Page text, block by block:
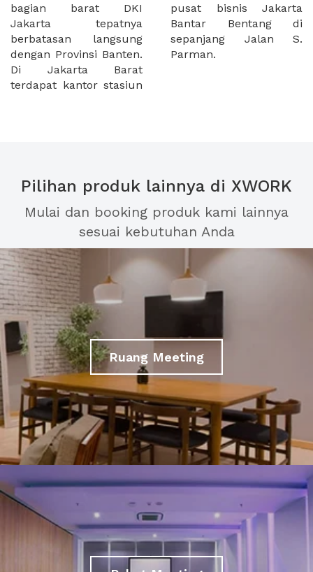
bagian barat DKI
Jakarta tepatnya
berbatasan langsung
dengan Provinsi Banten.
Di Jakarta Barat
terdapat kantor stasiun
pusat bisnis Jakarta
Bantar Bentang di
sepanjang Jalan S.
Parman.
Pilihan produk lainnya di XWORK
Mulai dan booking produk kami lainnya
sesuai kebutuhan Anda
Ruang Meeting